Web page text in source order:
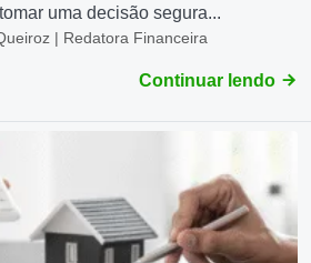
uma decisão segura...
| Redatora Financeira
Continuar lendo